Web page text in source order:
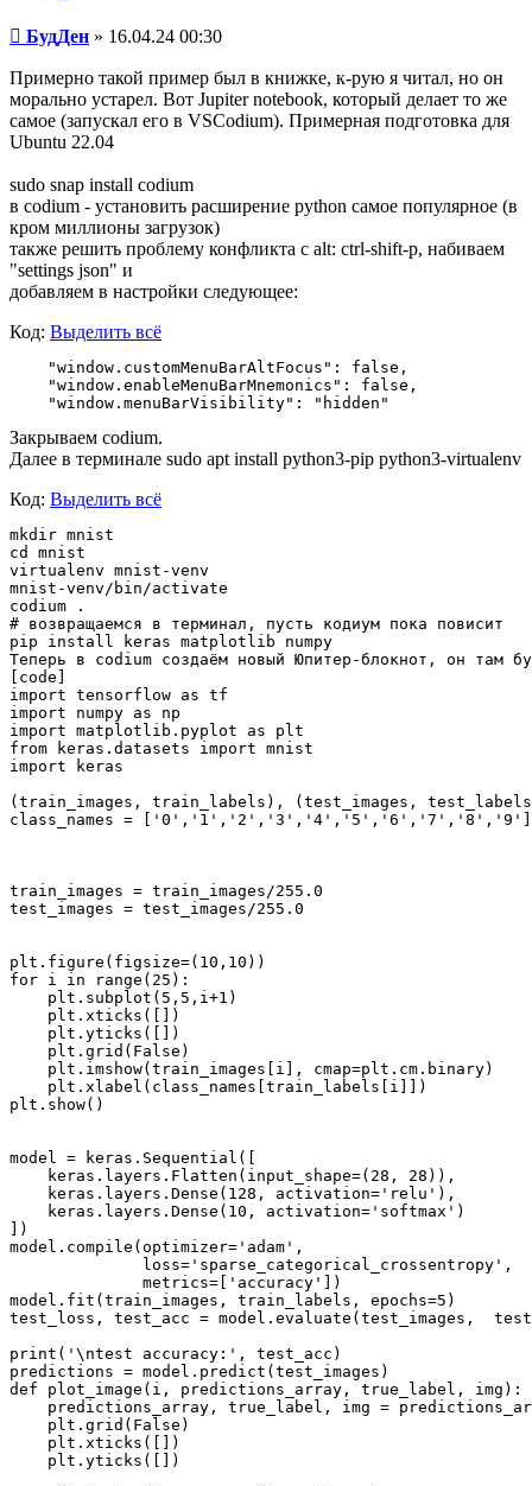
Сообщение
БудДен » 16.04.24 00:30
Примерно такой пример был в книжке, к-рую я читал, но он
морально устарел. Вот Jupiter notebook, который делает то же
самое (запускал его в VSCodium). Примерная подготовка для
Ubuntu 22.04
sudo snap install codium
в codium - установить расширение python самое популярное (в
кром миллионы загрузок)
также решить проблему конфликта с alt: ctrl-shift-p, набиваем
"settings json" и
добавляем в настройки следующее:
Код: Выделить всё
    "window.customMenuBarAltFocus": false,
    "window.enableMenuBarMnemonics": false,
Закрываем codium.
Далее в терминале sudo apt install python3-pip python3-virtualenv
Код: Выделить всё
mkdir mnist
cd mnist
virtualenv mnist-venv
mnist-venv/bin/activate
codium .
# возвращаемся в терминал, пусть кодиум пока повисит
pip install keras matplotlib numpy
Теперь в codium создаём новый Юпитер-блокнот, он там
[code]
import tensorflow as tf
import numpy as np
import matplotlib.pyplot as plt
from keras.datasets import mnist
import keras
(train_images, train_labels), (test_images,
class_names = ['0','1','2','3','4','5','6','7','8','9']
train_images = train_images/255.0
test_images = test_images/255.0
plt.figure(figsize=(10,10))
for i in range(25):
    plt.subplot(5,5,i+1)
    plt.xticks([])
    plt.yticks([])
    plt.grid(False)
    plt.imshow(train_images[i], cmap=plt.cm.binary)
    plt.xlabel(class_names[train_labels[i]])
plt.show()
model = keras.Sequential([
    keras.layers.Flatten(input_shape=(28, 28)),
    keras.layers.Dense(128, activation='relu'),
    keras.layers.Dense(10, activation='softmax')
])
model.compile(optimizer='adam',
              loss='sparse_categorical_crossentropy',
              metrics=['accuracy'])
model.fit(train_images, train_labels, epochs=5)
test_loss, test_acc = model.evaluate(test_images,
print('\ntest accuracy:', test_acc)
predictions = model.predict(test_images)
def plot_image(i, predictions_array, true_label, img):
predictions_array, true_label, img =
    plt.grid(False)
    plt.xticks([])
    plt.yticks([])